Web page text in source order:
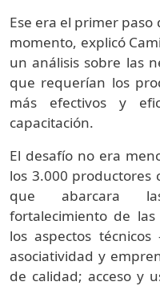
Ese era el primer paso
momento, explicó
un análisis sobre las
que requerían los
más efectivos y
capacitación.
El desafío no era
los 3.000 productores
que abarcara
fortalecimiento de
los aspectos técnicos
asociatividad y
de calidad; acceso y